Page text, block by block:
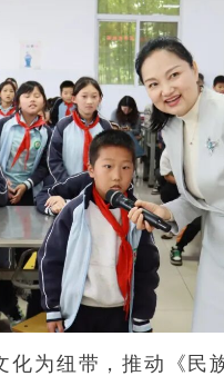
化为纽带，推动《民